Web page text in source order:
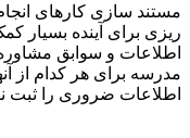
سازی کارهای انجام
برای آینده بسیار
و سوابق مشاوره
برای هر کدام از
ضروری را ثبت